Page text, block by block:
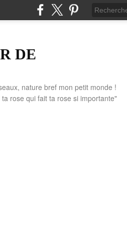
DE
nature bref mon petit monde !
rose qui fait ta rose si importante"